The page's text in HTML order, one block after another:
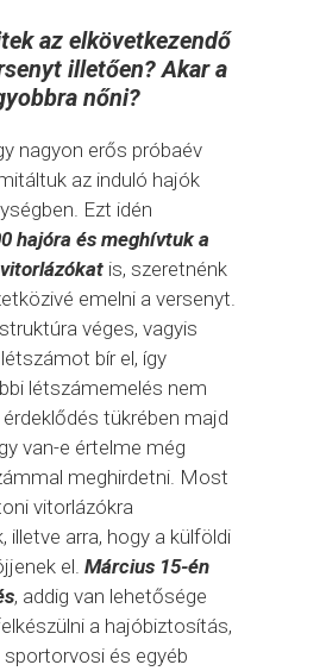
az elkövetkezendő
illetően? Akar a
nőni?
nagyon erős próbaév
az induló hajók
Ezt idén
hajóra és meghívtuk a
is, szeretnénk
emelni a versenyt.
véges, vagyis
bír el, így
létszámemelés nem
tükrében majd
van-e értelme még
meghirdetni. Most
vitorlázókra
illetve arra, hogy a külföldi
el. Március 15-én
, addig van lehetősége
a hajóbiztosítás,
sportorvosi és egyéb